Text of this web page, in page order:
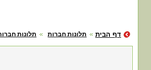
תלונות תלונות חברות דף הבית